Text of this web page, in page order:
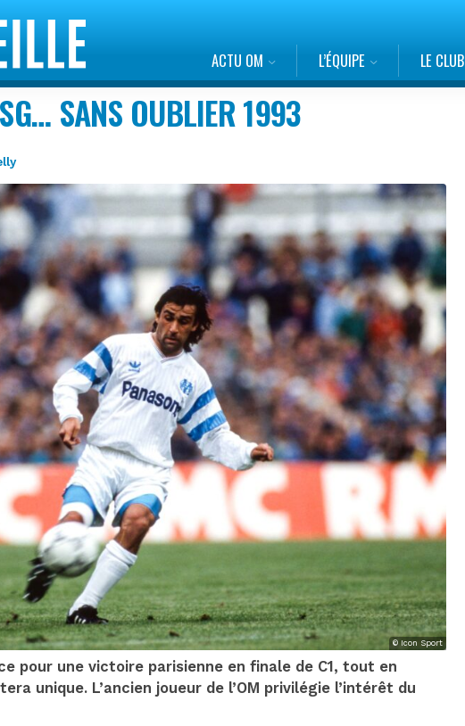
ACTU OM L’ÉQUIPE LE CLUB
SANS OUBLIER 1993
© Icon Sport
pour une victoire parisienne en finale de C1, tout en
unique. L’ancien joueur de l’OM privilégie l’intérêt du